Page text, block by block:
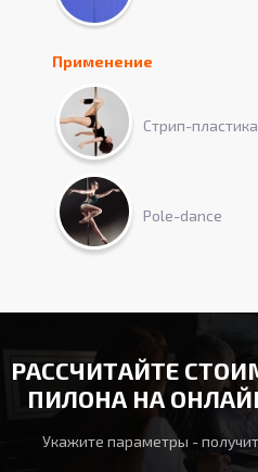
Применение
Стрип-пластика
Pole-dance
РАССЧИТАЙТЕ
ПИЛОНА НА
Укажите параметры -